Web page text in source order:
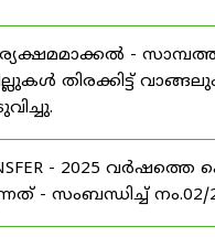
-
തിരക്കിട്ട്
- 2025
- സംബന്ധിച്ച് നം.02/